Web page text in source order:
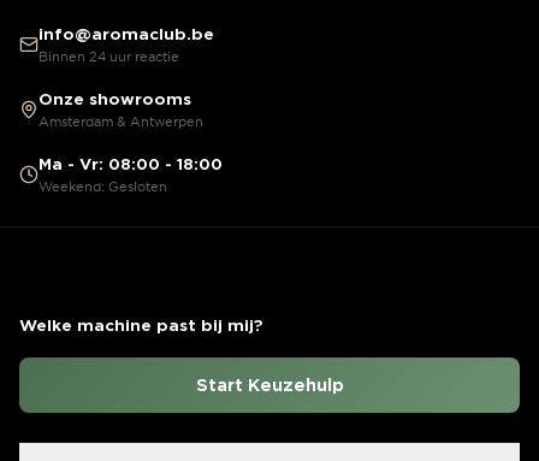
info@aromaclub.be
Binnen 24 uur reactie
Onze showrooms
Amsterdam & Antwerpen
Ma - Vr: 08:00 - 18:00
Weekend: Gesloten
Welke machine past bij mij?
Start Keuzehulp